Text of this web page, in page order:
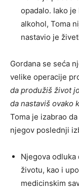
opadalo. Iako
alkohol, Toma
nastavio je
Gordana se seća
velike operacije
da produžiš život
da nastaviš ovako
Toma je izabrao
njegov poslednji
Njegova odluka
životu, kao i
medicinskim